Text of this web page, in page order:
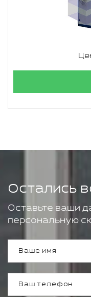
Остались
Оставьте ваши
персональную